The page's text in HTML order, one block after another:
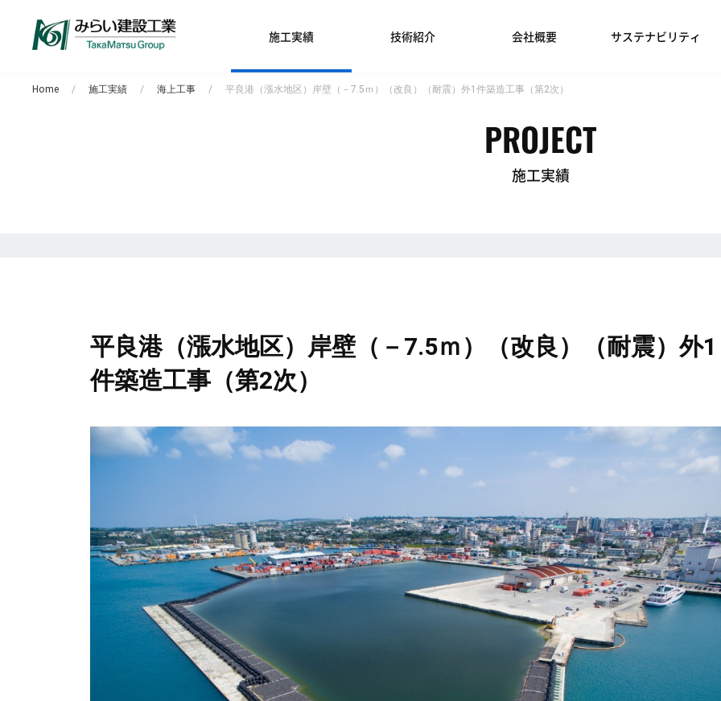
施工実績 技術紹介 会社概要 サステナビリティ
Home 施工実績 海上工事 平良港（漲水地区）岸壁（－7.5ｍ）（改良）（耐震）外1件築造工事（第2次）
PROJECT
施工実績
平良港（漲水地区）岸壁（－7.5ｍ）（改良）（耐震）外1
件築造工事（第2次）